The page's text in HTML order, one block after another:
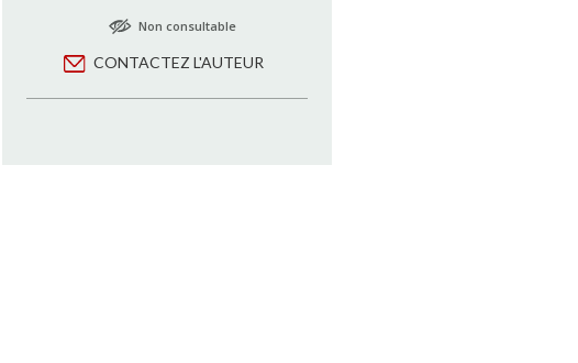
Non consultable
CONTACTEZ L'AUTEUR